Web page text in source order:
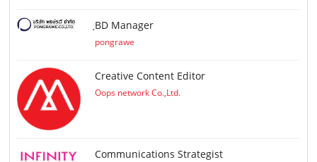
ฺBD Manager
pongrawe
Creative Content Editor
Oops network Co.,Ltd.
Communications Strategist